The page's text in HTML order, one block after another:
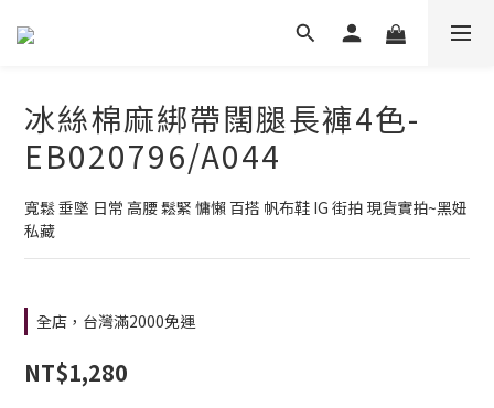
冰絲棉麻綁帶闊腿長褲4色-
EB020796/A044
寬鬆 垂墜 日常 高腰 鬆緊 慵懶 百搭 帆布鞋 IG 街拍 現貨實拍~黑妞
私藏
全店，台灣滿2000免運
NT$1,280